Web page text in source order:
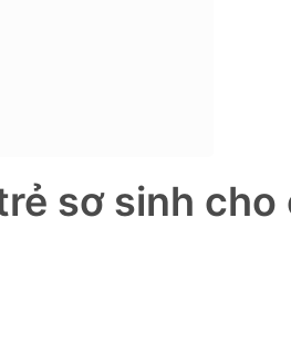
sơ sinh cho